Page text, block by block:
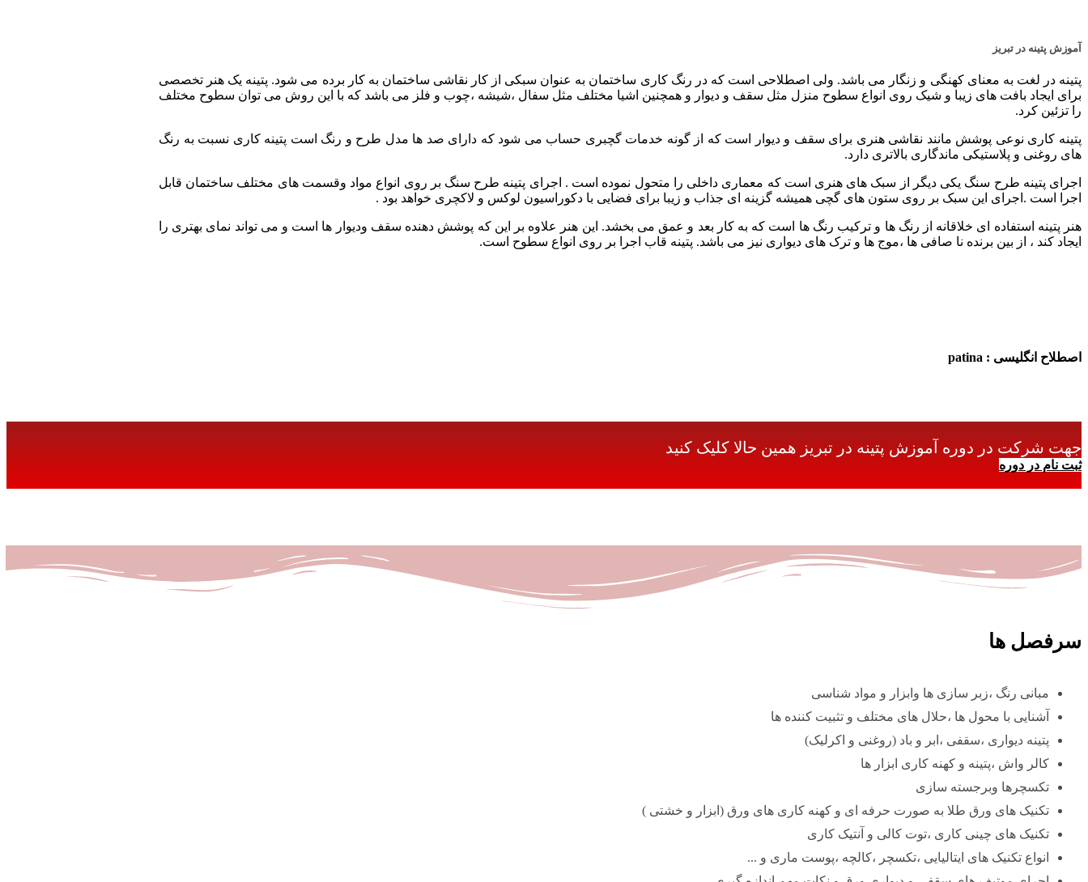
آموزش پتینه در تبریز
پتینه در لغت به معنای کهنگی و زنگار می باشد. ولی اصطلاحی است که در رنگ کاری ساختمان به عنوان سبکی از کار نقاشی ساختمان به کار برده می شود. پتینه یک هنر تخصصی
برای ایجاد بافت های زیبا و شیک روی انواع سطوح منزل مثل سقف و دیوار و همچنین اشیا مختلف مثل سفال ،شیشه ،چوب و فلز می باشد که با این روش می توان سطوح مختلف
را تزئین کرد.
پتینه کاری نوعی پوشش مانند نقاشی هنری برای سقف و دیوار است که از گونه خدمات گچبری حساب می شود که دارای صد ها مدل طرح و رنگ است پتینه کاری نسبت به رنگ
های روغنی و پلاستیکی ماندگاری بالاتری دارد.
اجرای پتینه طرح سنگ یکی دیگر از سبک های هنری است که معماری داخلی را متحول نموده است . اجرای پتینه طرح سنگ بر روی انواع مواد وقسمت های مختلف ساختمان قابل
اجرا است .اجرای این سبک بر روی ستون های گچی همیشه گزینه ای جذاب و زیبا برای فضایی با دکوراسیون لوکس و لاکچری خواهد بود .
هنر پتینه استفاده ای خلاقانه از رنگ ها و ترکیب رنگ ها است که به کار بعد و عمق می بخشد. این هنر علاوه بر این که پوشش دهنده سقف ودیوار ها است و می تواند نمای بهتری را
ایجاد کند ، از بین برنده نا صافی ها ،موج ها و ترک های دیواری نیز می باشد. پتینه قاب اجرا بر روی انواع سطوح است.
اصطلاح انگلیسی : patina
جهت شرکت در دوره آموزش پتینه در تبریز همین حالا کلیک کنید
ثبت نام در دوره
سرفصل ها
مبانی رنگ ،زبر سازی ها وابزار و مواد شناسی
آشنایی با محول ها ،حلال های مختلف و تثبیت کننده ها
پتینه دیواری ،سقفی ،ابر و باد (روغنی و اکرلیک)
کالر واش ،پتینه و کهنه کاری ابزار ها
تکسچرها وبرجسته سازی
تکنیک های ورق طلا به صورت حرفه ای و کهنه کاری های ورق (ابزار و خشتی )
تکنیک های چینی کاری ،توت کالی و آنتیک کاری
انواع تکنیک های ایتالیایی ،تکسچر ،کالچه ،پوست ماری و ...